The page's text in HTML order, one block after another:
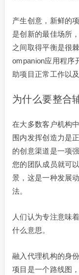
产生创意，新鲜的
是创新的最佳场所
之间取得平衡是很
ompanion应用程序
助项目正常工作以
为什么要整合
在大多数客户机构
围内发挥创造力是
的创意渠道是一项
您的团队成员就可
景，这是一种发展
法。
人们认为专注意味
什么意思。
融入代理机构的身
项目是一个路线图